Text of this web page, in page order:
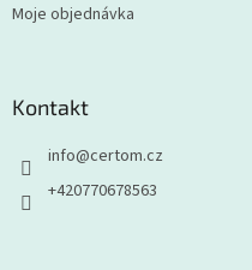
Moje objednávka
Kontakt
info@certom.cz
+420770678563